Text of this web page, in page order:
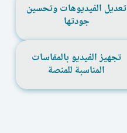
تعديل الفيديوهات وتحسين
جودتها
تجهيز الفيديو بالمقاسات
المناسبة للمنصة